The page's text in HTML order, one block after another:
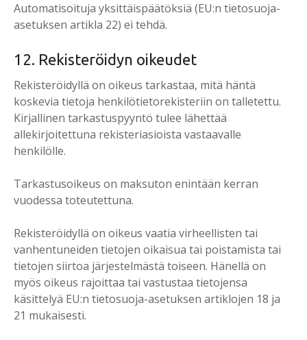
Automatisoituja yksittäispäätöksiä (EU:n tietosuoja-
asetuksen artikla 22) ei tehdä.
12. Rekisteröidyn oikeudet
Rekisteröidyllä on oikeus tarkastaa, mitä häntä
koskevia tietoja henkilötietorekisteriin on talletettu.
Kirjallinen tarkastuspyyntö tulee lähettää
allekirjoitettuna rekisteriasioista vastaavalle
henkilölle.
Tarkastusoikeus on maksuton enintään kerran
vuodessa toteutettuna.
Rekisteröidyllä on oikeus vaatia virheellisten tai
vanhentuneiden tietojen oikaisua tai poistamista tai
tietojen siirtoa järjestelmästä toiseen. Hänellä on
myös oikeus rajoittaa tai vastustaa tietojensa
käsittelyä EU:n tietosuoja-asetuksen artiklojen 18 ja
21 mukaisesti.